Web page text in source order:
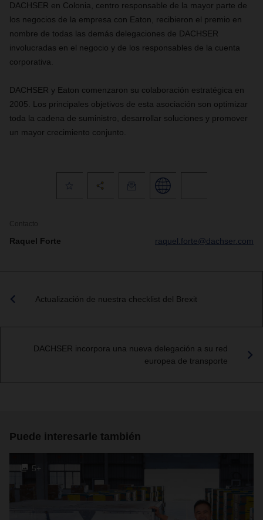
DACHSER en Colonia, centro responsable de la mayor parte de
los negocios de la empresa con Eaton, recibieron el premio en
nombre de todas las demás delegaciones de DACHSER
involucradas en el negocio y de los responsables de la cuenta
corporativa.
DACHSER y Eaton comenzaron su colaboración estratégica en
2005. Los principales objetivos de esta asociación son optimizar
toda la cadena de suministro, desarrollar soluciones y promover
un mayor crecimiento conjunto.
Contacto
Raquel Forte raquel.forte@dachser.com
Actualización de nuestra checklist del Brexit
DACHSER incorpora una nueva delegación a su red
europea de transporte
Puede interesarle también
5+